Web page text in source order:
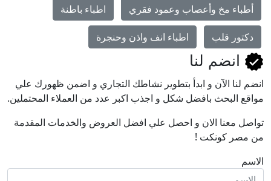
أطباء مخ وأعصاب وعمود فقري اطباء باطنة
دكتور قلب اطباء انف واذن وحنجرة
انضم لنا
انضم لنا اﻵن و ابدأ بتطوير نشاطك التجاري و اضمن ظهورك علي
مواقع البحث بافضل شكل و اجذب اكبر عدد من العملاء المحتملين.
تواصل معنا الان و احصل علي افضل العروض والخدمات المقدمة
من مصر كونكت !
الاسم